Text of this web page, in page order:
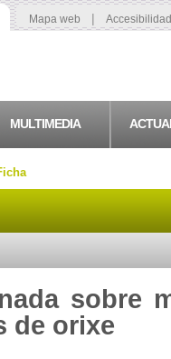
Mapa web |
MULTIMEDIA
sobre
de orixe